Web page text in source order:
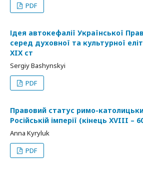
PDF
Ідея автокефалії Української
серед духовної та культурної
XIX ст
Sergiy Bashynskyi
PDF
Правовий статус римо-
Російській імперії (кінець ХVIII –
Anna Kyryluk
PDF